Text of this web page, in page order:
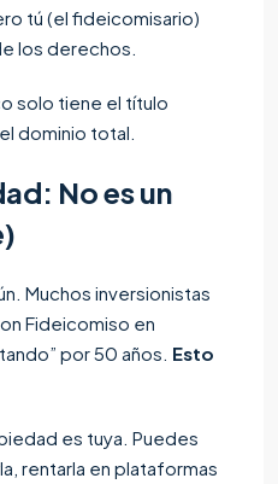
tú (el fideicomisario)
los derechos.
solo tiene el título
dominio total.
No es un
Muchos inversionistas
Fideicomiso en
por 50 años. Esto
es tuya. Puedes
rentarla en plataformas